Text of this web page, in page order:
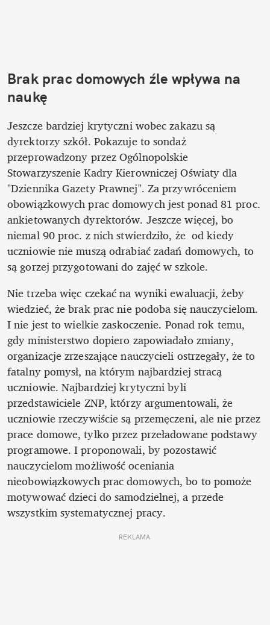
Brak prac domowych źle wpływa na
naukę
Jeszcze bardziej krytyczni wobec zakazu są
dyrektorzy szkół. Pokazuje to sondaż
przeprowadzony przez Ogólnopolskie
Stowarzyszenie Kadry Kierowniczej Oświaty dla
"Dziennika Gazety Prawnej". Za przywróceniem
obowiązkowych prac domowych jest ponad 81 proc.
ankietowanych dyrektorów. Jeszcze więcej, bo
niemal 90 proc. z nich stwierdziło, że  od kiedy
uczniowie nie muszą odrabiać zadań domowych, to
są gorzej przygotowani do zajęć w szkole.
Nie trzeba więc czekać na wyniki ewaluacji, żeby
wiedzieć, że brak prac nie podoba się nauczycielom.
I nie jest to wielkie zaskoczenie. Ponad rok temu,
gdy ministerstwo dopiero zapowiadało zmiany,
organizacje zrzeszające nauczycieli ostrzegały, że to
fatalny pomysł, na którym najbardziej stracą
uczniowie. Najbardziej krytyczni byli
przedstawiciele ZNP, którzy argumentowali, że
uczniowie rzeczywiście są przemęczeni, ale nie przez
prace domowe, tylko przez przeładowane podstawy
programowe. I proponowali, by pozostawić
nauczycielom możliwość oceniania
nieobowiązkowych prac domowych, bo to pomoże
motywować dzieci do samodzielnej, a przede
wszystkim systematycznej pracy.
REKLAMA